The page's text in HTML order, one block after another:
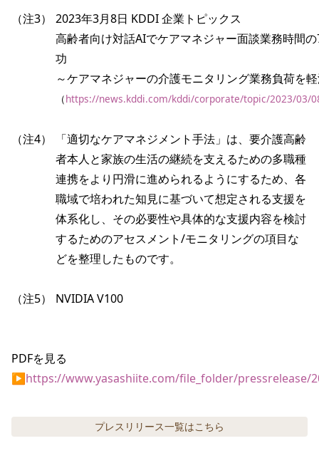
（注3）
2023年3月8日 KDDI 企業トピックス
高齢者向け対話AIでケアマネジャー面談業務時間
功
～ケアマネジャーの介護モニタリング業務負荷を
（https://news.kddi.com/kddi/corporate/topic/2023/03/
（注4）
「適切なケアマネジメント手法」は、要介護高齢
者本人と家族の生活の継続を支えるための多職種
連携をより円滑に進められるようにするため、各
職域で培われた知見に基づいて想定される支援を
体系化し、その必要性や具体的な支援内容を検討
するためのアセスメント/モニタリングの項目な
どを整理したものです。
（注5） NVIDIA V100
PDFを見る
▶https://www.yasashiite.com/file_folder/pressrelease/
プレスリリース一覧はこちら